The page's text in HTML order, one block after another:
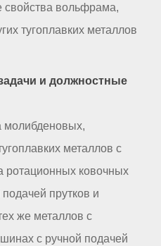
свойства вольфрама,
тугоплавких металлов
и должностные
молибденовых,
металлов с
ковочных
прутков и
же металлов с
с ручной подачей